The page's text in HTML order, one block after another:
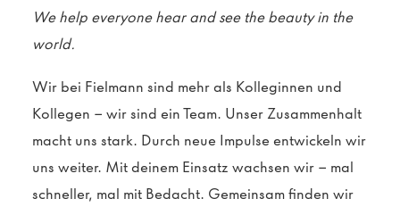
We help everyone hear and see the beauty in the
world.
Wir bei Fielmann sind mehr als Kolleginnen und
Kollegen – wir sind ein Team. Unser Zusammenhalt
macht uns stark. Durch neue Impulse entwickeln wir
uns weiter. Mit deinem Einsatz wachsen wir – mal
schneller, mal mit Bedacht. Gemeinsam finden wir